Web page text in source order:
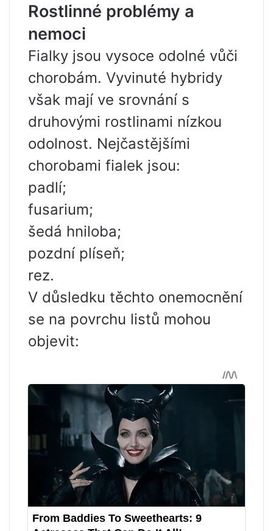
Rostlinné problémy a
nemoci
Fialky jsou vysoce odolné vůči
chorobám. Vyvinuté hybridy
však mají ve srovnání s
druhovými rostlinami nízkou
odolnost. Nejčastějšími
chorobami fialek jsou:
padlí;
fusarium;
šedá hniloba;
pozdní plíseň;
rez.
V důsledku těchto onemocnění
se na povrchu listů mohou
objevit: